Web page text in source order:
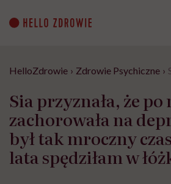
content
HelloZdrowie › Zdrowie Psychiczne ›
Sia przyznała, że
zachorowała na
był tak mroczny
lata spędziłam w